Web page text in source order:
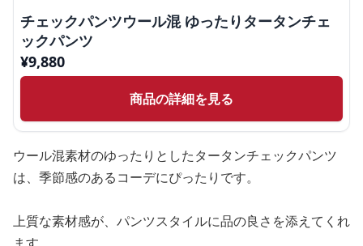
チェックパンツウール混 ゆったりタータンチェ
ックパンツ
¥9,880
商品の詳細を見る
ウール混素材のゆったりとしたタータンチェックパンツ
は、季節感のあるコーデにぴったりです。
上質な素材感が、パンツスタイルに品の良さを添えてくれ